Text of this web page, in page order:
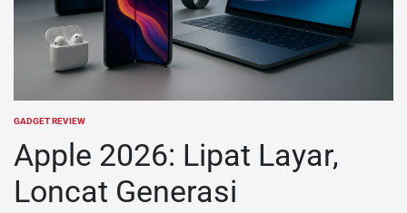
POSTED
GADGET REVIEW
Apple 2026: Lipat Layar,
Loncat Generasi